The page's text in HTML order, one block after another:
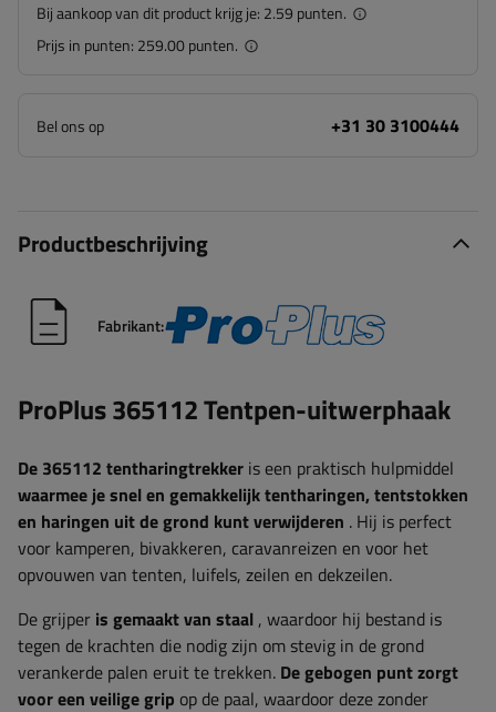
Bij aankoop van dit product krijg je: 2.59 punten.
Prijs in punten: 259.00 punten.
Bel ons op +31 30 3100444
Productbeschrijving
Fabrikant:
ProPlus 365112 Tentpen-uitwerphaak
De 365112 tentharingtrekker is een praktisch hulpmiddel
waarmee je snel en gemakkelijk tentharingen, tentstokken
en haringen uit de grond kunt verwijderen . Hij is perfect
voor kamperen, bivakkeren, caravanreizen en voor het
opvouwen van tenten, luifels, zeilen en dekzeilen.
De grijper is gemaakt van staal , waardoor hij bestand is
tegen de krachten die nodig zijn om stevig in de grond
verankerde palen eruit te trekken. De gebogen punt zorgt
voor een veilige grip op de paal, waardoor deze zonder